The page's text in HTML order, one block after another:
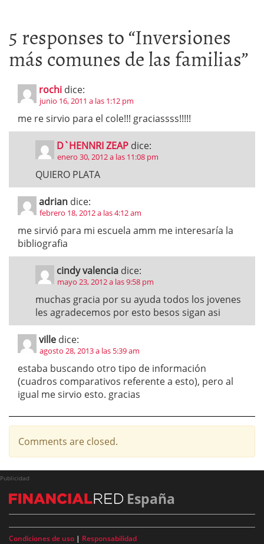
5 responses to “Inversiones
más comunes de las familias”
rochi dice:
junio 16, 2011 a las 1:12 pm
me re sirvio para el cole!!! graciassss!!!!!
D`HENNRI ZEAP dice:
enero 30, 2012 a las 11:08 pm
QUIERO PLATA
adrian dice:
febrero 18, 2012 a las 4:12 am
me sirvió para mi escuela amm me interesaría la
bibliografia
cindy valencia dice:
mayo 23, 2012 a las 9:58 pm
muchas gracia por su ayuda todos los jovenes
les agradecemos por esto besos sigan asi
ville dice:
agosto 28, 2013 a las 5:39 am
estaba buscando otro tipo de información
(cuadros comparativos referente a esto), pero al
igual me sirvio esto. gracias
Comments are closed.
Publicidad
España
Condiciones de uso | Responsabilidad